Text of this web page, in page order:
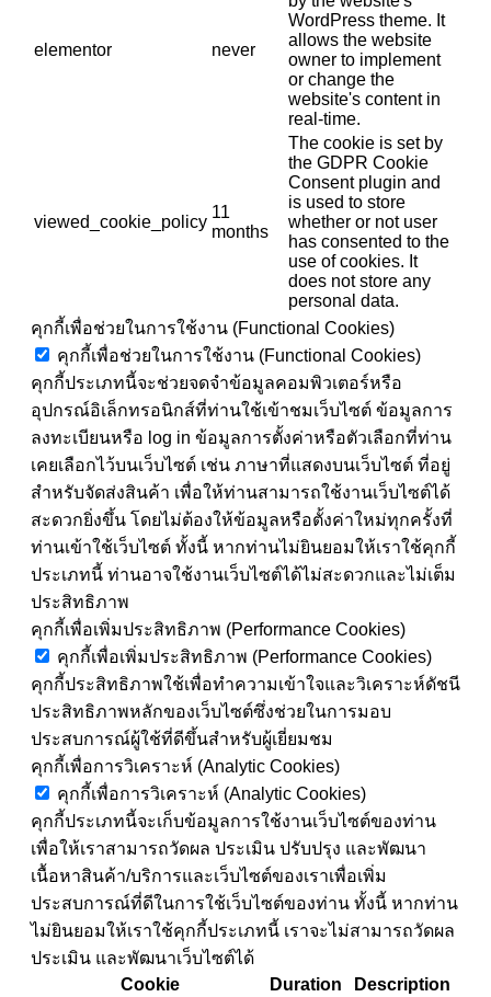
elementor never
WordPress theme. It
allows the website
owner to implement
or change the
website's content in
real-time.
viewed_cookie_policy
11
months
The cookie is set by
the GDPR Cookie
Consent plugin and
is used to store
whether or not user
has consented to the
use of cookies. It
does not store any
personal data.
คุกกี้เพื่อช่วยในการใช้งาน (Functional Cookies)
คุกกี้เพื่อช่วยในการใช้งาน (Functional Cookies)
คุกกี้ประเภทนี้จะช่วยจดจำข้อมูลคอมพิวเตอร์หรือ
อุปกรณ์อิเล็กทรอนิกส์ที่ท่านใช้เข้าชมเว็บไซต์ ข้อมูลการ
ลงทะเบียนหรือ log in ข้อมูลการตั้งค่าหรือตัวเลือกที่ท่าน
เคยเลือกไว้บนเว็บไซต์ เช่น ภาษาที่แสดงบนเว็บไซต์ ที่อยู่
สำหรับจัดส่งสินค้า เพื่อให้ท่านสามารถใช้งานเว็บไซต์ได้
สะดวกยิ่งขึ้น โดยไม่ต้องให้ข้อมูลหรือตั้งค่าใหม่ทุกครั้งที่
ท่านเข้าใช้เว็บไซต์ ทั้งนี้ หากท่านไม่ยินยอมให้เราใช้คุกกี้
ประเภทนี้ ท่านอาจใช้งานเว็บไซต์ได้ไม่สะดวกและไม่เต็ม
ประสิทธิภาพ
คุกกี้เพื่อเพิ่มประสิทธิภาพ (Performance Cookies)
คุกกี้เพื่อเพิ่มประสิทธิภาพ (Performance Cookies)
คุกกี้ประสิทธิภาพใช้เพื่อทำความเข้าใจและวิเคราะห์ดัชนี
ประสิทธิภาพหลักของเว็บไซต์ซึ่งช่วยในการมอบ
ประสบการณ์ผู้ใช้ที่ดีขึ้นสำหรับผู้เยี่ยมชม
คุกกี้เพื่อการวิเคราะห์ (Analytic Cookies)
คุกกี้เพื่อการวิเคราะห์ (Analytic Cookies)
คุกกี้ประเภทนี้จะเก็บข้อมูลการใช้งานเว็บไซต์ของท่าน
เพื่อให้เราสามารถวัดผล ประเมิน ปรับปรุง และพัฒนา
เนื้อหาสินค้า/บริการและเว็บไซต์ของเราเพื่อเพิ่ม
ประสบการณ์ที่ดีในการใช้เว็บไซต์ของท่าน ทั้งนี้ หากท่าน
ไม่ยินยอมให้เราใช้คุกกี้ประเภทนี้ เราจะไม่สามารถวัดผล
ประเมิน และพัฒนาเว็บไซต์ได้
Cookie
Duration Description